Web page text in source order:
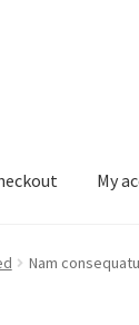
My
My account
Nam